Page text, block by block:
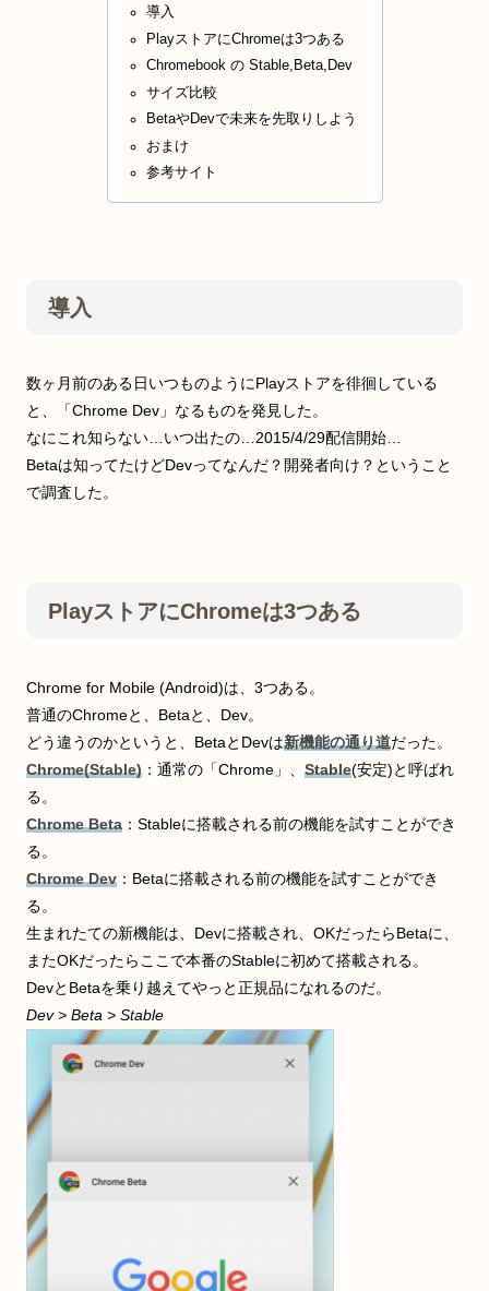
導入
PlayストアにChromeは3つある
Chromebook の Stable,Beta,Dev
サイズ比較
BetaやDevで未来を先取りしよう
おまけ
参考サイト
導入
数ヶ月前のある日いつものようにPlayストアを徘徊している
と、「Chrome Dev」なるものを発見した。
なにこれ知らない…いつ出たの…2015/4/29配信開始…
Betaは知ってたけどDevってなんだ？開発者向け？ということ
で調査した。
PlayストアにChromeは3つある
Chrome for Mobile (Android)は、3つある。
普通のChromeと、Betaと、Dev。
どう違うのかというと、BetaとDevは新機能の通り道だった。
Chrome(Stable) ：通常の「Chrome」、 Stable(安定)と呼ばれ
る。
Chrome Beta ：Stableに搭載される前の機能を試すことができ
る。
Chrome Dev ：Betaに搭載される前の機能を試すことができ
る。
生まれたての新機能は、Devに搭載され、OKだったらBetaに、
またOKだったらここで本番のStableに初めて搭載される。
DevとBetaを乗り越えてやっと正規品になれるのだ。
Dev > Beta > Stable